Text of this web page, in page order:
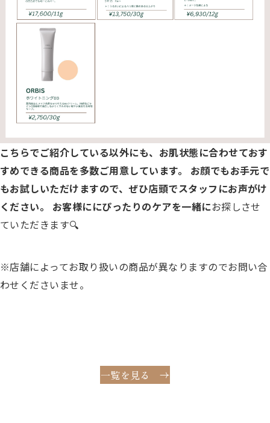
こちらでご紹介している以外にも、お肌状態に合わせておす
すめできる商品を多数ご用意しています。
お顔でもお手元で
もお試しいただけますので、ぜひ店頭でスタッフにお声がけ
ください。
お客様ににぴったりのケアを一緒にお探しさせ
ていただきます🔍
※店舗によってお取り扱いの商品が異なりますのでお問い合
わせくださいませ。
一覧を見る